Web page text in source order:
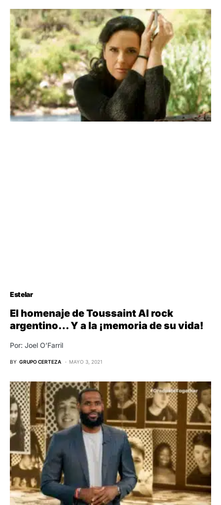
Estelar
El homenaje de Toussaint Al rock
argentino… Y a la ¡memoria de su vida!
Por: Joel O’Farril
BY GRUPO CERTEZA MAYO 3, 2021